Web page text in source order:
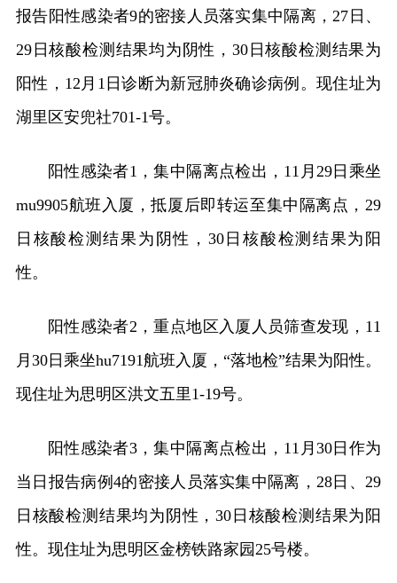
报告阳性感染者9的密接人员落实集中隔离，27日、
29日核酸检测结果均为阴性，30日核酸检测结果为
阳性，12月1日诊断为新冠肺炎确诊病例。现住址为
湖里区安兜社701-1号。
阳性感染者1，集中隔离点检出，11月29日乘坐
mu9905航班入厦，抵厦后即转运至集中隔离点，29
日核酸检测结果为阴性，30日核酸检测结果为阳
性。
阳性感染者2，重点地区入厦人员筛查发现，11
月30日乘坐hu7191航班入厦，“落地检”结果为阳性。
现住址为思明区洪文五里1-19号。
阳性感染者3，集中隔离点检出，11月30日作为
当日报告病例4的密接人员落实集中隔离，28日、29
日核酸检测结果均为阴性，30日核酸检测结果为阳
性。现住址为思明区金榜铁路家园25号楼。